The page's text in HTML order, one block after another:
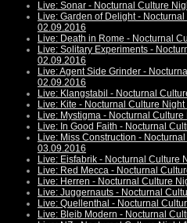
Live: Sonar - Nocturnal Culture
Live: Garden of Delight -
02.09.2016
Live: Death in Rome - Nocturnal
Live: Solitary Experiments -
02.09.2016
Live: Agent Side Grinder -
02.09.2016
Live: Klangstabil - Nocturnal
Live: Kite - Nocturnal Culture
Live: Mystigma - Nocturnal
Live: In Good Faith - Nocturnal
Live: Miss Construction -
03.09.2016
Live: Eisfabrik - Nocturnal Culture
Live: Red Mecca - Nocturnal
Live: Herren - Nocturnal Culture
Live: Juggernauts - Nocturnal
Live: Quellenthal - Nocturnal
Live: Bleib Modern - Nocturnal